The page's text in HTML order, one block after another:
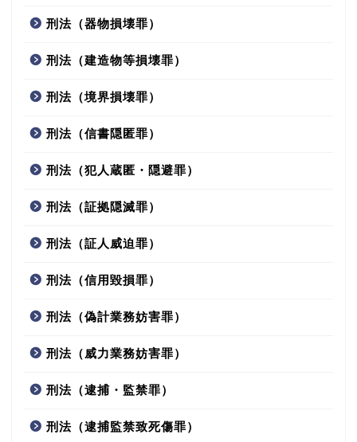
刑法（器物損壊罪）
刑法（建造物等損壊罪）
刑法（境界損壊罪）
刑法（信書隠匿罪）
刑法（犯人蔵匿・隠避罪）
刑法（証拠隠滅罪）
刑法（証人威迫罪）
刑法（信用毀損罪）
刑法（偽計業務妨害罪）
刑法（威力業務妨害罪）
刑法（逮捕・監禁罪）
刑法（逮捕監禁致死傷罪）